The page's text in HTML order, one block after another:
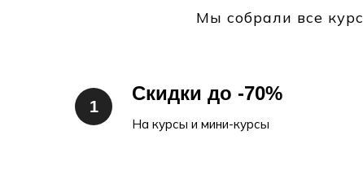
Мы собрали все
Скидки до -70%
На курсы и мини-курсы